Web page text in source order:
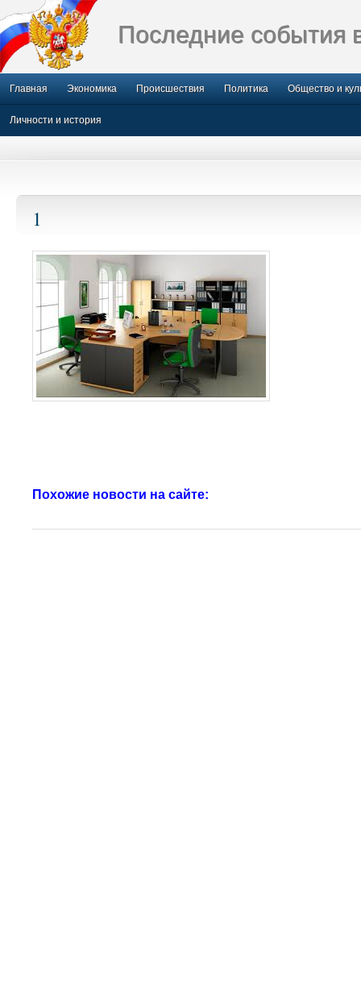
Последние события
Главная Экономика Происшествия Политика Общество и
Личности и история
1
Похожие новости на сайте: